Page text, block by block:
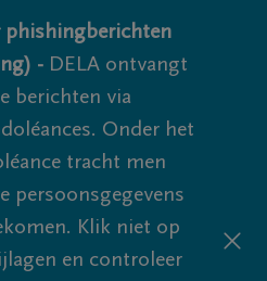
phishingberichten
- DELA ontvangt
berichten via
Onder het
tracht men
persoonsgegevens
Klik niet op
en controleer